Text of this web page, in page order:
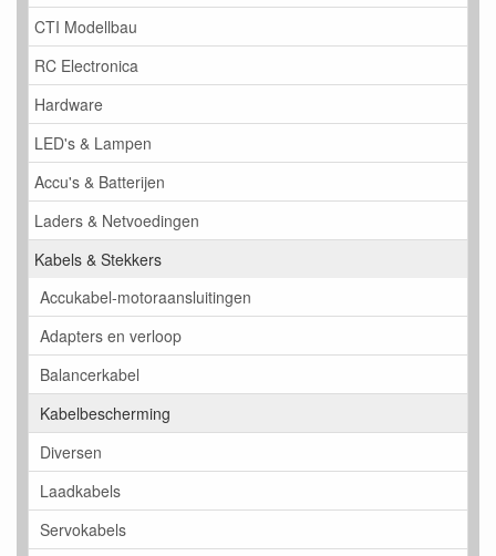
CTI Modellbau
RC Electronica
Hardware
LED's & Lampen
Accu's & Batterijen
Laders & Netvoedingen
Kabels & Stekkers
Accukabel-motoraansluitingen
Adapters en verloop
Balancerkabel
Kabelbescherming
Diversen
Laadkabels
Servokabels